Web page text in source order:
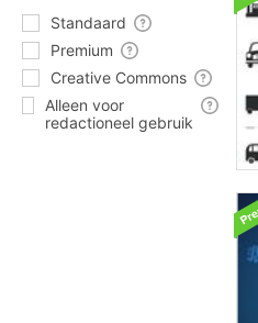
Standaard
Premium
Creative Commons
Alleen voor
redactioneel gebruik